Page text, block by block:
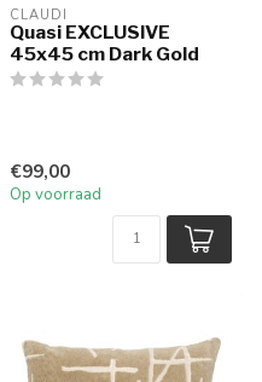
CLAUDI
Quasi EXCLUSIVE
45x45 cm Dark Gold
€99,00
Op voorraad